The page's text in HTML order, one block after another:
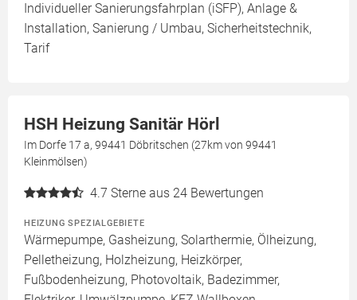
Individueller Sanierungsfahrplan (iSFP), Anlage &
Installation, Sanierung / Umbau, Sicherheitstechnik,
Tarif
HSH Heizung Sanitär Hörl
Im Dorfe 17 a, 99441 Döbritschen (27km von 99441
Kleinmölsen)
4.7 Sterne aus 24 Bewertungen
HEIZUNG SPEZIALGEBIETE
Wärmepumpe, Gasheizung, Solarthermie, Ölheizung,
Pelletheizung, Holzheizung, Heizkörper,
Fußbodenheizung, Photovoltaik, Badezimmer,